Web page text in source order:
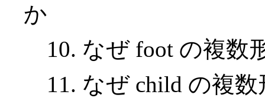
か
10. なぜ foot の複数
11. なぜ child の複数